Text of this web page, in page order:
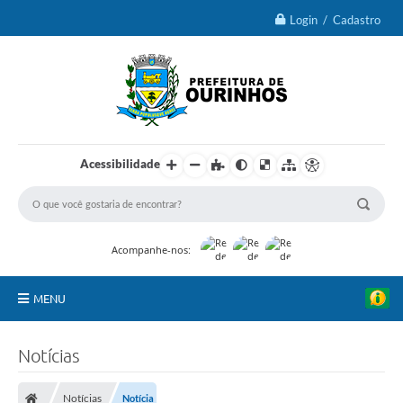
Login / Cadastro
Acessibilidade
Acompanhe-nos:
MENU
Notícias
Notícias Notícia